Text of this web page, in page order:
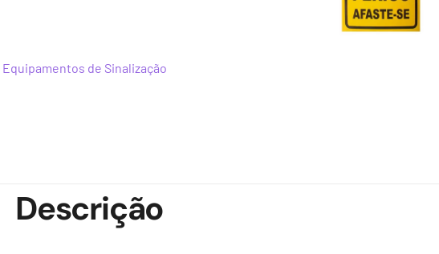
Equipamentos de Sinalização
Descrição